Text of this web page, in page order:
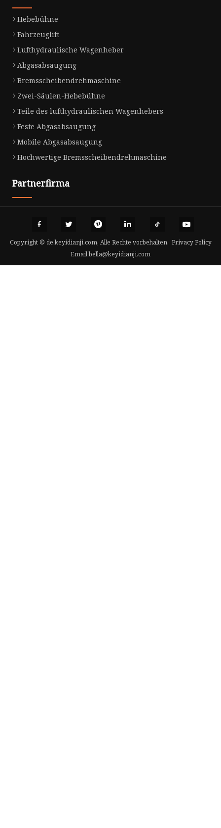
Hebebühne
Fahrzeuglift
Lufthydraulische Wagenheber
Abgasabsaugung
Bremsscheibendrehmaschine
Zwei-Säulen-Hebebühne
Teile des lufthydraulischen Wagenhebers
Feste Abgasabsaugung
Mobile Abgasabsaugung
Hochwertige Bremsscheibendrehmaschine
Partnerfirma
Copyright © de.keyidianji.com, Alle Rechte vorbehalten. Privacy Policy
Emailbella@keyidianji.com